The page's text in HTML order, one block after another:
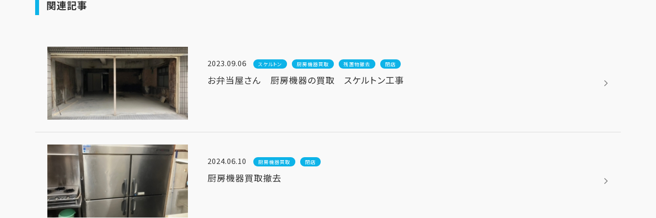
関連記事
2023.09.06 スケルトン 厨房機器買取 残置物撤去 閉店
お弁当屋さん 厨房機器の買取 スケルトン工事
2024.06.10 厨房機器買取 閉店
厨房機器買取撤去